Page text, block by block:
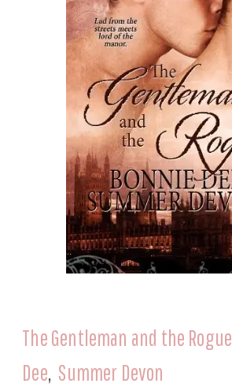
The Gentleman and the Rogue
Dee, Summer Devon